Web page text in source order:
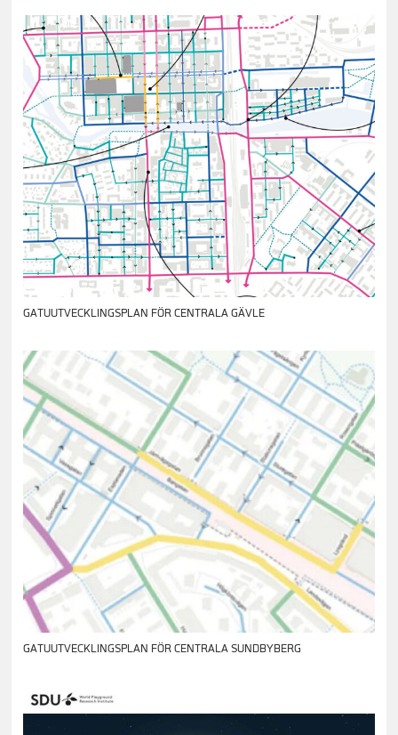
GATUUTVECKLINGSPLAN FÖR CENTRALA GÄVLE
GATUUTVECKLINGSPLAN FÖR CENTRALA SUNDBYBERG